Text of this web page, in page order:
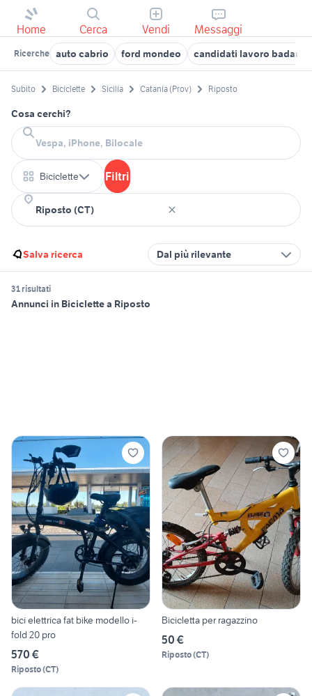
Home Cerca Vendi Messaggi
Ricerche auto cabrio ford mondeo candidati lavoro badanti
Subito Biciclette Sicilia Catania (Prov) Riposto
Cosa cerchi?
Biciclette Filtri
Salva ricerca Dal più rilevante
31 risultati
Annunci in Biciclette a Riposto
bici elettrica fat bike modello i-
fold 20 pro
570 €
Riposto(CT)
Bicicletta per ragazzino
50 €
Riposto(CT)